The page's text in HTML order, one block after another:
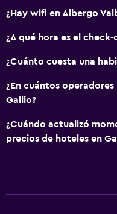
¿Hay wifi en Albergo
¿A qué hora es el
¿Cuánto cuesta una
¿En cuántos
Gallio?
¿Cuándo actualizó
precios de hoteles en